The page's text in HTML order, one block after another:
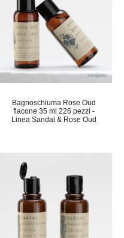
Bagnoschiuma Rose Oud
flacone 35 ml 226 pezzi -
Linea Sandal & Rose Oud